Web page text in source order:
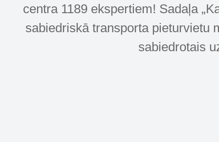
centra 1189 ekspertiem! Sadaļa
sabiedriskā transporta pieturvietu
sabiedrotais